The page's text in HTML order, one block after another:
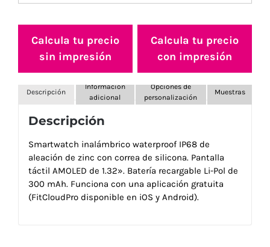
Calcula tu precio
sin impresión
Calcula tu precio
con impresión
Descripción
Información
adicional
Opciones de
personalización
Muestras
Descripción
Smartwatch inalámbrico waterproof IP68 de
aleación de zinc con correa de silicona. Pantalla
táctil AMOLED de 1.32». Batería recargable Li-Pol de
300 mAh. Funciona con una aplicación gratuita
(FitCloudPro disponible en iOS y Android).